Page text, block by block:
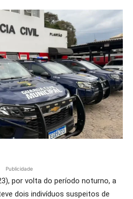
Publicidade
por volta do período noturno, a
dois indivíduos suspeitos de